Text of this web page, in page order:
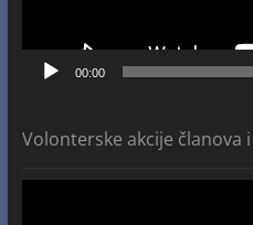
00:00
Volonterske akcije članova